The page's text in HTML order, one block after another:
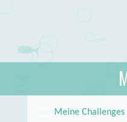
Meine Challenges